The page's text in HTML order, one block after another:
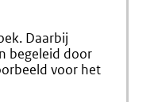
Daarbij
begeleid door
voor het